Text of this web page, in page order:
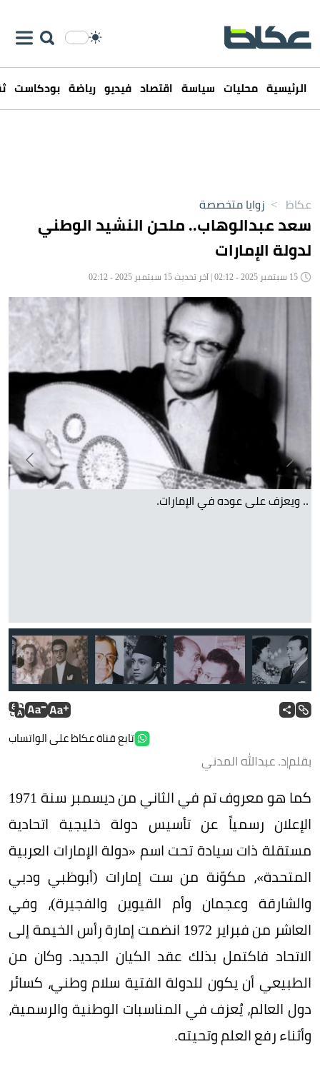
الرئيسية محليات سياسة اقتصاد فيديو رياضة بودكاست
عكاظ > زوايا متخصصة
سعد عبدالوهاب.. ملحن النشيد الوطني
لدولة الإمارات
.. ويعزف على عوده في الإمارات.
تابع قناة عكاظ على الواتساب
بقلم|د. عبدالله المدني
كما هو معروف تم في الثاني من ديسمبر سنة 1971
الإعلان رسمياً عن تأسيس دولة خليجية اتحادية
مستقلة ذات سيادة تحت اسم «دولة الإمارات العربية
المتحدة»، مكوّنة من ست إمارات (أبوظبي ودبي
والشارقة وعجمان وأم القيوين والفجيرة)، وفي
العاشر من فبراير 1972 انضمت إمارة رأس الخيمة إلى
الاتحاد فاكتمل بذلك عقد الكيان الجديد. وكان من
الطبيعي أن يكون للدولة الفتية سلام وطني، كسائر
دول العالم، يُعزف في المناسبات الوطنية والرسمية،
وأثناء رفع العلم وتحيته.